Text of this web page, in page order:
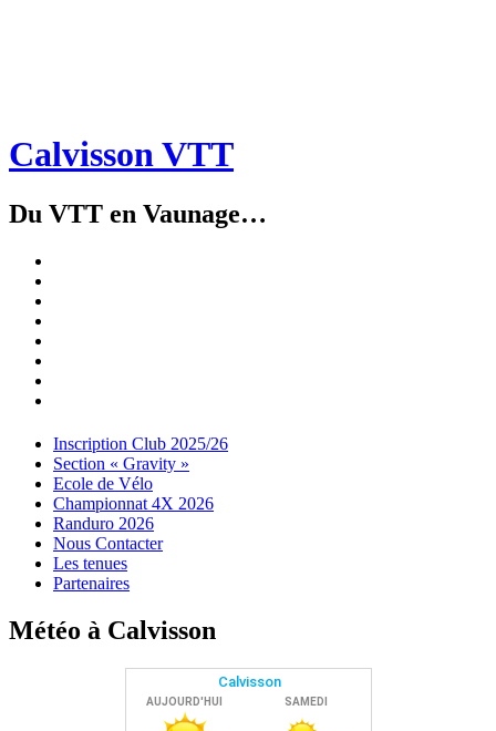
Calvisson VTT
Du VTT en Vaunage…
Menu
Widgets
Recherche
Aller
contenu
Inscription Club 2025/26
Section « Gravity »
Ecole de Vélo
Championnat 4X 2026
Randuro 2026
Nous Contacter
Les tenues
Partenaires
Météo à Calvisson